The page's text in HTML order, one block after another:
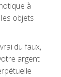
à
objets
du faux,
argent